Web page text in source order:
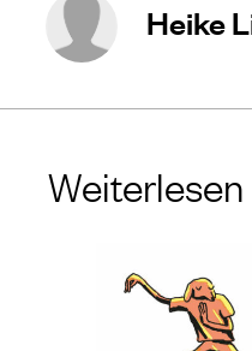
Heike
Weiterlesen